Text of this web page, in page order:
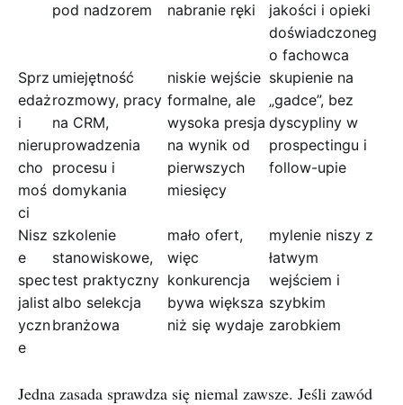
pod nadzorem
nabranie ręki
jakości i opieki
doświadczoneg
o fachowca
Sprz
edaż
i
nieru
cho
moś
ci
umiejętność
rozmowy, pracy
na CRM,
prowadzenia
procesu i
domykania
niskie wejście
formalne, ale
wysoka presja
na wynik od
pierwszych
miesięcy
skupienie na
„gadce”, bez
dyscypliny w
prospectingu i
follow-upie
Nisz
e
spec
jalist
yczn
e
szkolenie
stanowiskowe,
test praktyczny
albo selekcja
branżowa
mało ofert,
więc
konkurencja
bywa większa
niż się wydaje
mylenie niszy z
łatwym
wejściem i
szybkim
zarobkiem
Jedna zasada sprawdza się niemal zawsze. Jeśli zawód